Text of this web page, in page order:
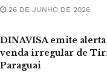
26 DE JUNHO DE 2026
DINAVISA emite
venda irregular de
Paraguai